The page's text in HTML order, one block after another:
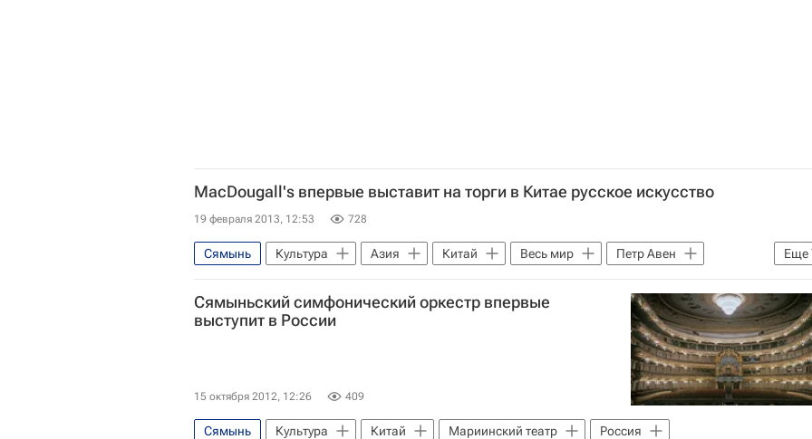
MacDougall's впервые выставит на торги в Китае русское искусство
19 февраля 2013, 12:53 728
Еще
Сямынь Культура Азия Китай Весь мир
Петр Авен
Василий Церетели
Виктор Васнецов Илья Репин
Sotheby's
Christie’s (аукционный дом)
Московский музей современного искусства
Сямыньский симфонический оркестр впервые
выступит в России
15 октября 2012, 12:26 409
Сямынь Культура Китай Мариинский театр Россия